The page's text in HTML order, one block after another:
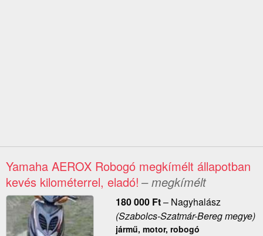
Yamaha AEROX Robogó megkímélt állapotban
kevés kilométerrel, eladó! – megkímélt
180 000 Ft– Nagyhalász
(Szabolcs-Szatmár-Bereg megye)
jármű, motor, robogó